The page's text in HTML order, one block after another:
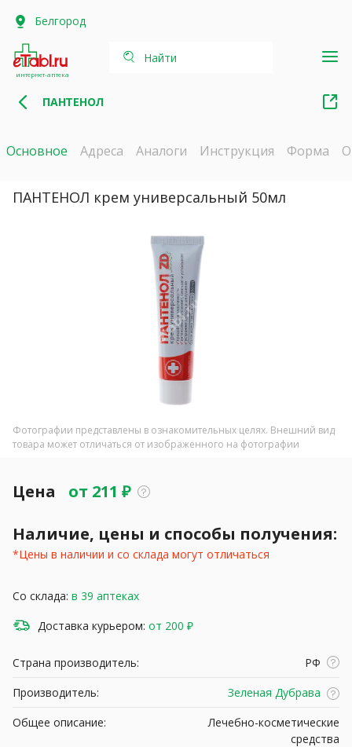
Белгород
интернет-аптека
Найти
ПАНТЕНОЛ
Основное Адреса Аналоги Инструкция Форма
ПАНТЕНОЛ крем универсальный 50мл
Фотографии представлены в ознакомительных целях. Внешний вид
товара может отличаться от изображенного на фотографии
Цена от 211 ₽
Наличие, цены и способы получения:
*Цены в наличии и со склада могут отличаться
Со склада: в 39 аптеках
Доставка курьером: от 200 ₽
Страна производитель:
РФ
Производитель:
Зеленая Дубрава
Общее описание:
Лечебно-косметические
средства